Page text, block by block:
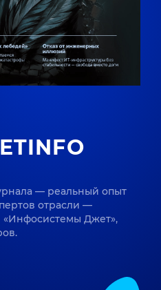
— реальный опыт
отрасли —
«Инфосистемы Джет»,